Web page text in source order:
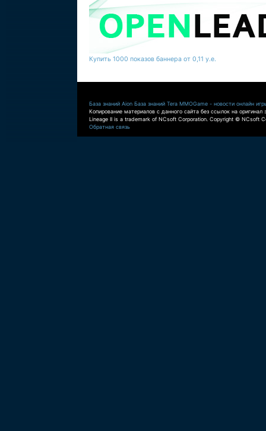
Купить 1000 показов баннера от 0,11 у.е.
База знаний Aion База знаний Tera MMOGame - новости онлайн
Копирование материалов с данного сайта без ссылок на оригинал
Lineage II is a trademark of NCsoft Corporation. Copyright © NCsoft
Обратная связь